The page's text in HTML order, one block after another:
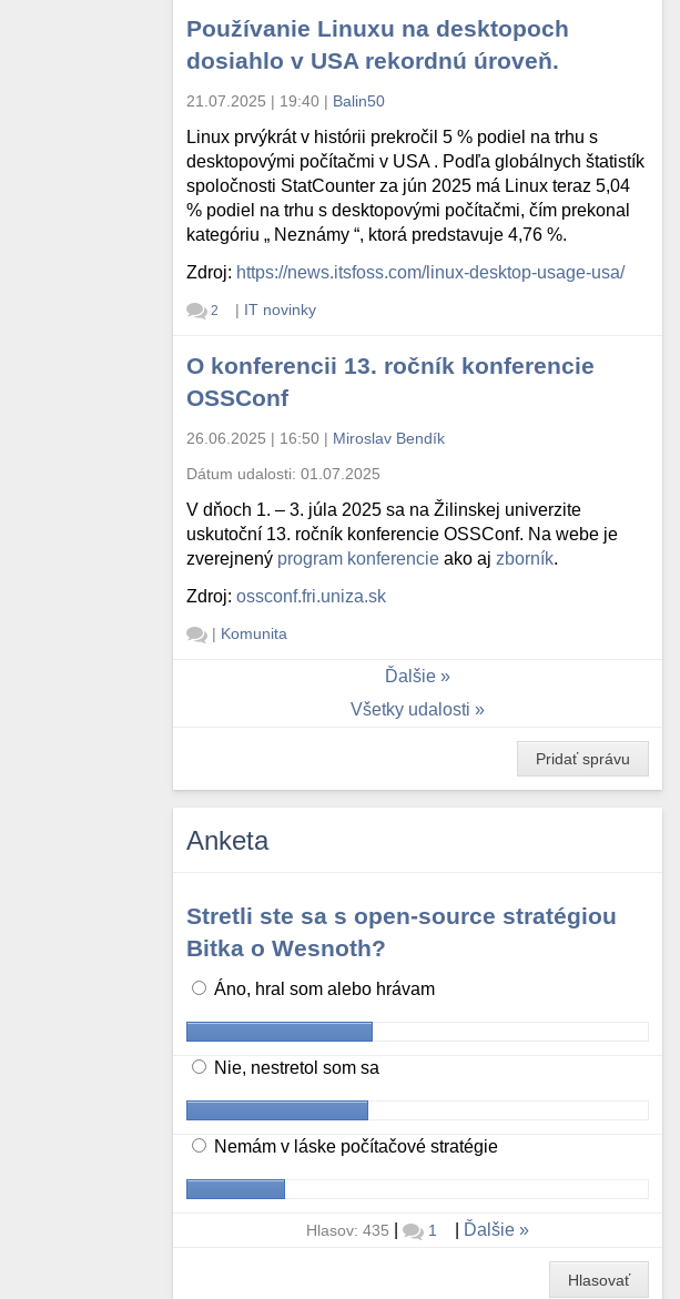
Používanie Linuxu na desktopoch
dosiahlo v USA rekordnú úroveň.
21.07.2025 | 19:40 | Balin50
Linux prvýkrát v histórii prekročil 5 % podiel na trhu s
desktopovými počítačmi v USA . Podľa globálnych štatistík
spoločnosti StatCounter za jún 2025 má Linux teraz 5,04
% podiel na trhu s desktopovými počítačmi, čím prekonal
kategóriu „ Neznámy “, ktorá predstavuje 4,76 %.
Zdroj: https://news.itsfoss.com/linux-desktop-usage-usa/
2 | IT novinky
O konferencii 13. ročník konferencie
OSSConf
26.06.2025 | 16:50 | Miroslav Bendík
Dátum udalosti:01.07.2025
V dňoch 1. – 3. júla 2025 sa na Žilinskej univerzite
uskutoční 13. ročník konferencie OSSConf. Na webe je
zverejnený program konferencie ako aj zborník.
Zdroj:ossconf.fri.uniza.sk
| Komunita
Ďalšie
Všetky udalosti
Pridať správu
Anketa
Stretli ste sa s open-source stratégiou
Bitka o Wesnoth?
Áno, hral som alebo hrávam
Nie, nestretol som sa
Nemám v láske počítačové stratégie
Hlasov: 435 | 1 Ďalšie
Hlasovať